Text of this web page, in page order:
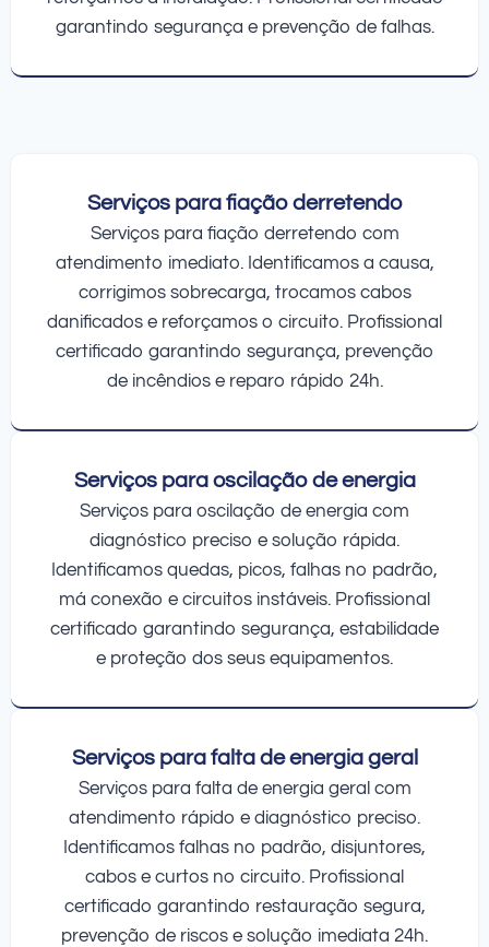
garantindo segurança e prevenção de falhas.
Serviços para fiação derretendo
Serviços para fiação derretendo com
atendimento imediato. Identificamos a causa,
corrigimos sobrecarga, trocamos cabos
danificados e reforçamos o circuito. Profissional
certificado garantindo segurança, prevenção
de incêndios e reparo rápido 24h.
Serviços para oscilação de energia
Serviços para oscilação de energia com
diagnóstico preciso e solução rápida.
Identificamos quedas, picos, falhas no padrão,
má conexão e circuitos instáveis. Profissional
certificado garantindo segurança, estabilidade
e proteção dos seus equipamentos.
Serviços para falta de energia geral
Serviços para falta de energia geral com
atendimento rápido e diagnóstico preciso.
Identificamos falhas no padrão, disjuntores,
cabos e curtos no circuito. Profissional
certificado garantindo restauração segura,
prevenção de riscos e solução imediata 24h.